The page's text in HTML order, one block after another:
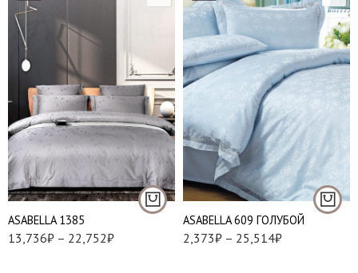
АSABELLA 1385
13,736₽ – 22,752₽
1,5
Семейный
АSABELLA 609 ГОЛУБОЙ
2,373₽ – 25,514₽
Евро
Семейный
Наволочки 50х70 см
- 2 шт
Наволочки 70х70 см
- 2 шт